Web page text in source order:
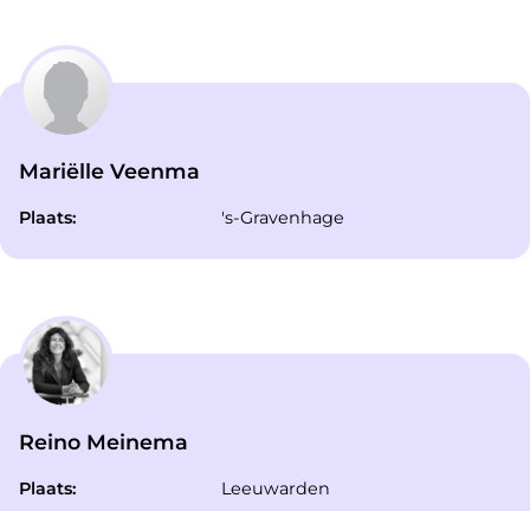
Mariëlle Veenma
Plaats: 's-Gravenhage
Reino Meinema
Plaats:
Leeuwarden